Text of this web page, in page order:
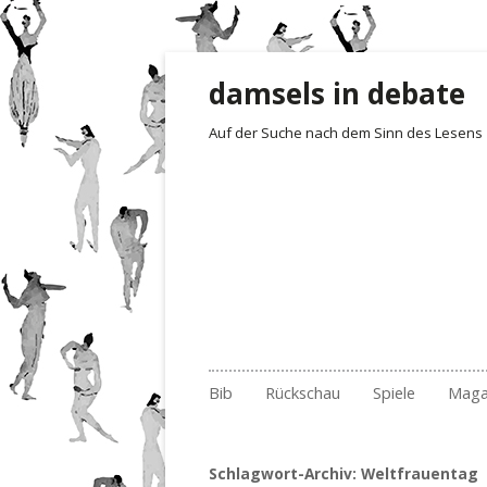
damsels in debate
Auf der Suche nach dem Sinn des Lesens
Zum Inhalt springen
Bib
Archiv nach Ländern
Rückschau
Nr.
2018 Nr.
Spiele
Erste Sätze
Schlagwort-Archiv: Weltfrauentag